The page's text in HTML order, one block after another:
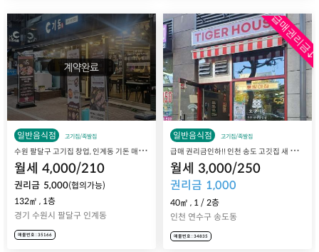
일반음식점 고기집/족발집
수
원 팔달구 고기집 창업, 인계동 기돈 매장 매매 양도양수
월세 4,000/210
권리금 5,000(협의가능)
132㎡ , 1층
경기 수원시 팔달구 인계동
매물번호 : 35166
급매권리금↓
일반음식점 고기집/족발집
급
매 권리금인하!! 인천 송도 고깃집 새 시설 거의 그냥 드리겠습니다
월세 3,000/250
권리금 1,000
40㎡ , 1 / 2층
인천 연수구 송도동
매물번호 : 34835